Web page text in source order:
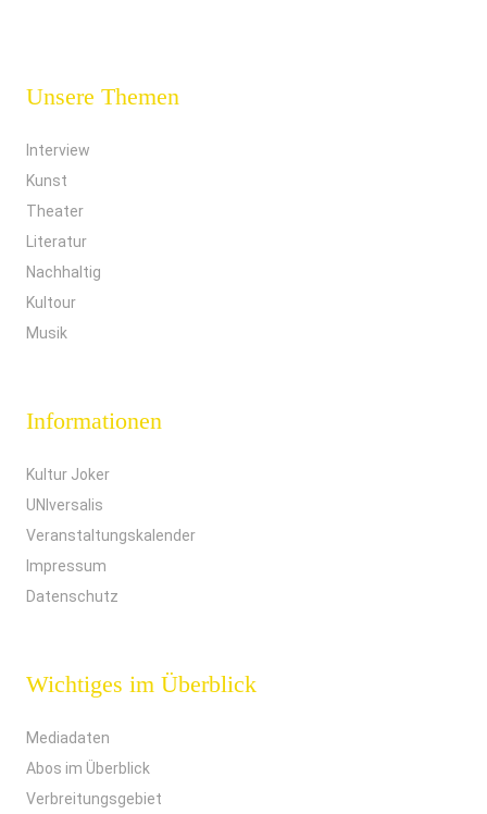
Unsere Themen
Interview
Kunst
Theater
Literatur
Nachhaltig
Kultour
Musik
Informationen
Kultur Joker
UNIversalis
Veranstaltungskalender
Impressum
Datenschutz
Wichtiges im Überblick
Mediadaten
Abos im Überblick
Verbreitungsgebiet